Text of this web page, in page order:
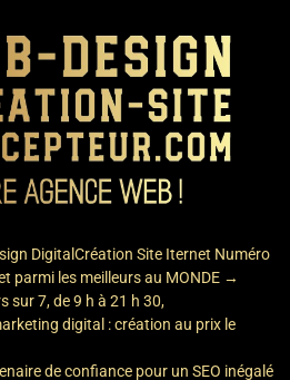
DigitalCréation Site Iternet Numéro
parmi les meilleurs au MONDE →
sur 7, de 9 h à 21 h 30,
digital : création au prix le
de confiance pour un SEO inégalé